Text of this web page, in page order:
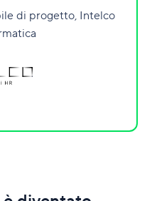
di progetto, Intelco